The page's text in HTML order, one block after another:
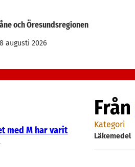
och Öresundsregionen
augusti 2026
med M har varit
Från
Kategori
Läkemedel